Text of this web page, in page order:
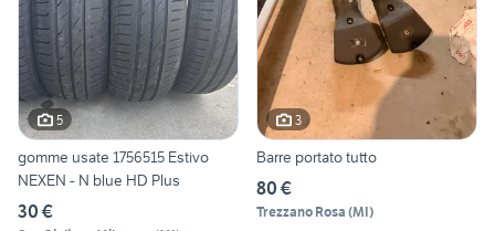
5
gomme usate 1756515 Estivo
NEXEN - N blue HD Plus
30 €
3
Barre portato tutto
80 €
Trezzano Rosa (MI)